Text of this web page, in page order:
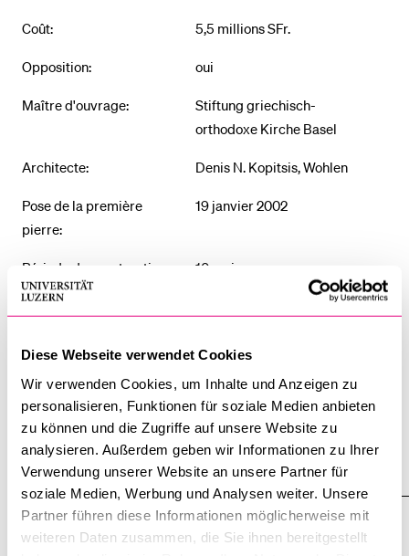
Diese Webseite verwendet Cookies
Wir verwenden Cookies, um Inhalte und Anzeigen zu
personalisieren, Funktionen für soziale Medien anbieten
zu können und die Zugriffe auf unsere Website zu
analysieren. Außerdem geben wir Informationen zu Ihrer
Verwendung unserer Website an unsere Partner für
soziale Medien, Werbung und Analysen weiter. Unsere
Partner führen diese Informationen möglicherweise mit
weiteren Daten zusammen, die Sie ihnen bereitgestellt
Coût: 5,5 millions SFr.
Opposition: oui
Maître d'ouvrage:
Stiftung griechisch-
orthodoxe Kirche Basel
Architecte: Denis N. Kopitsis, Wohlen
Pose de la première
pierre:
19 janvier 2002
Période de construction: 10 mois
Inauguration:
Du début du projet jusqu'à
l'inauguration:
environ 15 ans
Show all
all
of
Situation